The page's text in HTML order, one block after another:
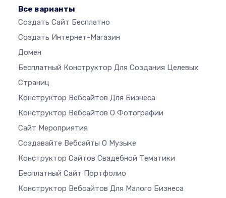
Все варианты
Создать Сайт Бесплатно
Создать Интернет-Магазин
Домен
Бесплатный Конструктор Для Создания Целевых
Страниц
Конструктор Вебсайтов Для Бизнеса
Конструктор Вебсайтов О Фотографии
Сайт Мероприятия
Создавайте Вебсайты О Музыке
Конструктор Сайтов Свадебной Тематики
Бесплатный Сайт Портфолио
Конструктор Вебсайтов Для Малого Бизнеса